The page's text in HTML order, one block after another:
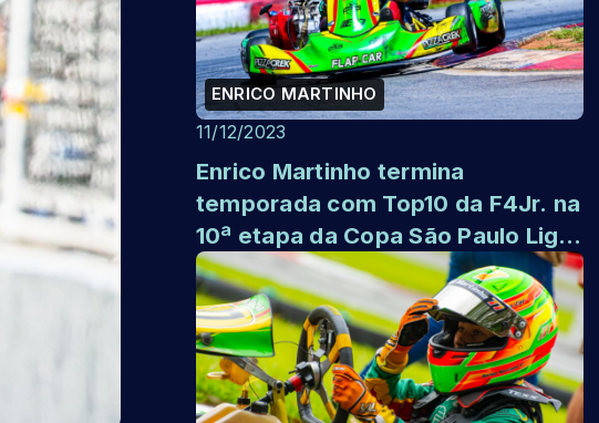
ENRICO MARTINHO
11/12/2023
Enrico Martinho termina
temporada com Top10 da F4Jr. na
10ª etapa da Copa São Paulo Light
de Kart.